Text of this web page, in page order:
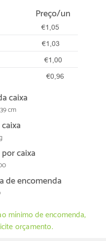
Preço/un
€1,05
€1,03
€1,00
€0,96
caixa
cm
caixa
de encomenda
mínimo de encomenda,
orçamento.